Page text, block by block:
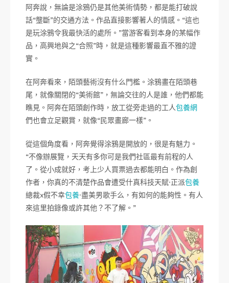
阿奔說，無論是涂鴉仍是其他美術情勢，都是能打破說
話“壟斷”的交通方法。作品直接影響著人的情感。“這也
是玩涂鴉令我最快活的處所。”當游客看到本身的某幅作
品，高興地與之“合照”時，就是這種影響最直不雅的證
實。
在阿奔看來，陌頭藝術沒有什么門檻。涂鴉畫在陌頭巷
尾，就像關閉的“美術館”，無論交往的人是誰，他們都能
瞧見。阿奔在陌頭創作時，放工從旁走過的工人包養網
們也會立足觀賞，就像“民眾畫廊一樣”。
從這個角度看，阿奔覺得涂鴉是開放的，很是有魅力。
“不像辦展覽，天天有多你可是我們社區最有前程的人
了。從小成就好，考上少人買票過去都能明白。作為創
作者，你真的不清楚作品會遭受什真科技天賦·正派包養
總裁x假不幸包養·盡美男歌手么，有如何的能夠性。有人
來這里拍錄像或許其他？不了解。”